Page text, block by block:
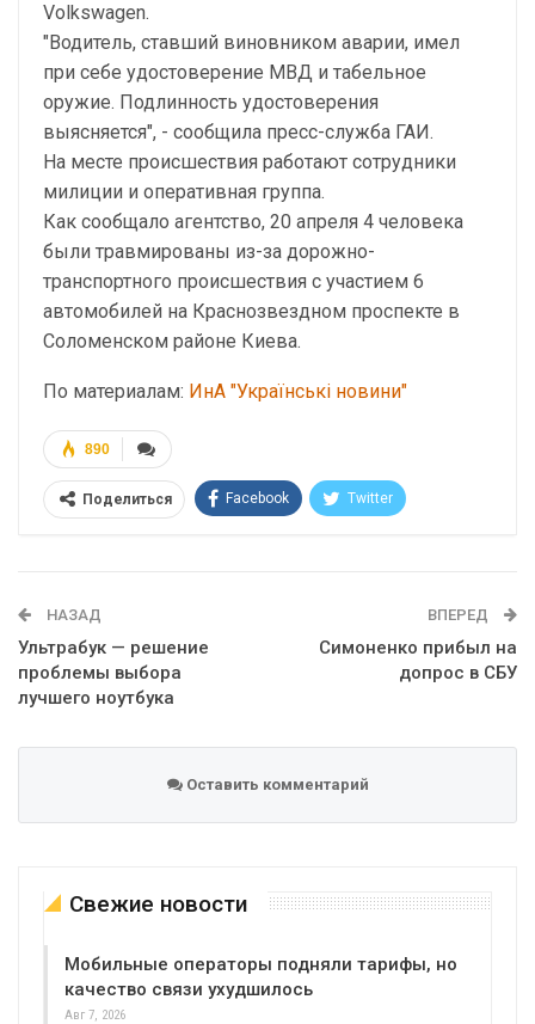
Volkswagen.
"Водитель, ставший виновником аварии, имел
при себе удостоверение МВД и табельное
оружие. Подлинность удостоверения
выясняется", - сообщила пресс-служба ГАИ.
На месте происшествия работают сотрудники
милиции и оперативная группа.
Как сообщало агентство, 20 апреля 4 человека
были травмированы из-за дорожно-
транспортного происшествия с участием 6
автомобилей на Краснозвездном проспекте в
Соломенском районе Киева.
По материалам: ИнА "Українські новини"
890
Поделиться Facebook Twitter
НАЗАД
Ультрабук — решение
проблемы выбора
лучшего ноутбука
ВПЕРЕД
Симоненко прибыл на
допрос в СБУ
Оставить комментарий
Свежие новости
Мобильные операторы подняли тарифы, но
качество связи ухудшилось
Авг 7, 2026